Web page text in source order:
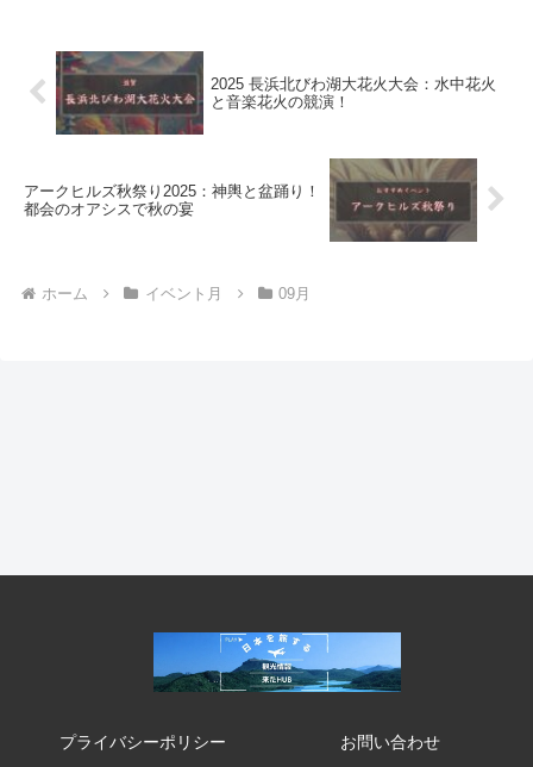
2025 長浜北びわ湖大花火大会：水中花火
と音楽花火の競演！
アークヒルズ秋祭り2025：神輿と盆踊り！
都会のオアシスで秋の宴
ホーム イベント月 09月
プライバシーポリシー お問い合わせ